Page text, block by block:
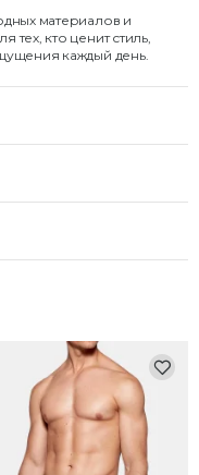
материалов и
кто ценит стиль,
каждый день.